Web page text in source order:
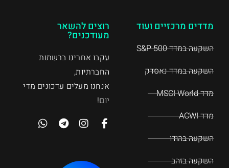
מדדים מרכזיים ועוד
השקעה במדד S&P 500
השקעה במדד נאסדק
מדד MSCI World
מדד ACWI
השקעה בהודו
השקעה בזהב
רוצים להשאר
מעודכנים?
עקבו אחרינו ברשתות
החברתיות,
אנחנו מעלים עדכונים מדי
יום!